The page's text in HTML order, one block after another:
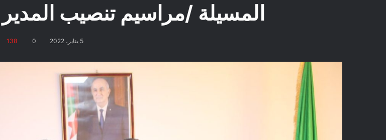
المسيلة /مراسيم تنصيب المدير
5 يناير، 2022 0
138